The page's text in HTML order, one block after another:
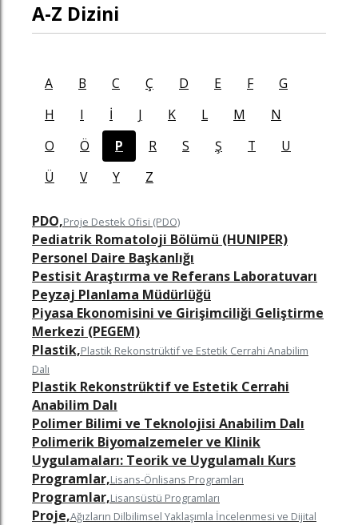
A-Z Dizini
A B C Ç D E F
G
H
I İ J K L M
N
O
Ö P R S Ş T
U
Ü
V Y Z
PDO,Proje Destek Ofisi (PDO)
Pediatrik Romatoloji Bölümü (HUNIPER)
Personel Daire Başkanlığı
Pestisit Araştırma ve Referans Laboratuvarı
Peyzaj Planlama Müdürlüğü
Piyasa Ekonomisini ve Girişimciliği Geliştirme
Merkezi (PEGEM)
Plastik,Plastik Rekonstrüktif ve Estetik Cerrahi Anabilim
Dalı
Plastik Rekonstrüktif ve Estetik Cerrahi
Anabilim Dalı
Polimer Bilimi ve Teknolojisi Anabilim Dalı
Polimerik Biyomalzemeler ve Klinik
Uygulamaları: Teorik ve Uygulamalı Kurs
Programlar,Lisans-Önlisans Programları
Programlar,Lisansüstü Programları
Proje,Ağızların Dilbilimsel Yaklaşımla İncelenmesi ve Dijital
ziyaret edin
sayfamızı ziyaret edin